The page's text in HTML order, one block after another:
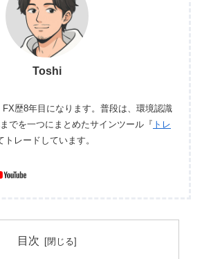
Toshi
FX歴8年目になります。普段は、環境認識
でを一つにまとめたサインツール『 トレ
トレードしています。
目次